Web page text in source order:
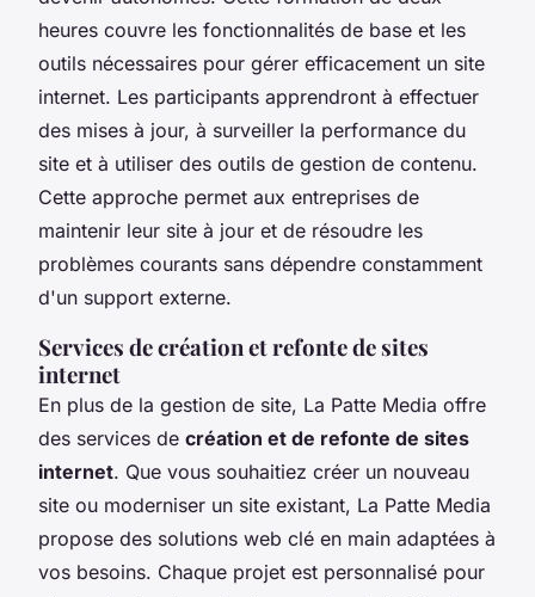
heures couvre les fonctionnalités de base et les
outils nécessaires pour gérer efficacement un site
internet. Les participants apprendront à effectuer
des mises à jour, à surveiller la performance du
site et à utiliser des outils de gestion de contenu.
Cette approche permet aux entreprises de
maintenir leur site à jour et de résoudre les
problèmes courants sans dépendre constamment
d'un support externe.
Services de création et refonte de sites
internet
En plus de la gestion de site, La Patte Media offre
des services de création et de refonte de sites
internet. Que vous souhaitiez créer un nouveau
site ou moderniser un site existant, La Patte Media
propose des solutions web clé en main adaptées à
vos besoins. Chaque projet est personnalisé pour